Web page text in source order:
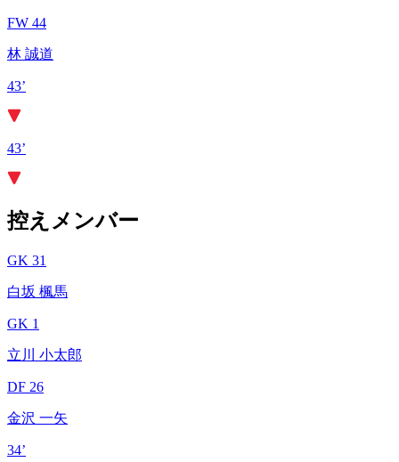
FW 44
林 誠道
43’
43’
控えメンバー
GK 31
白坂 楓馬
GK 1
立川 小太郎
DF 26
金沢 一矢
34’